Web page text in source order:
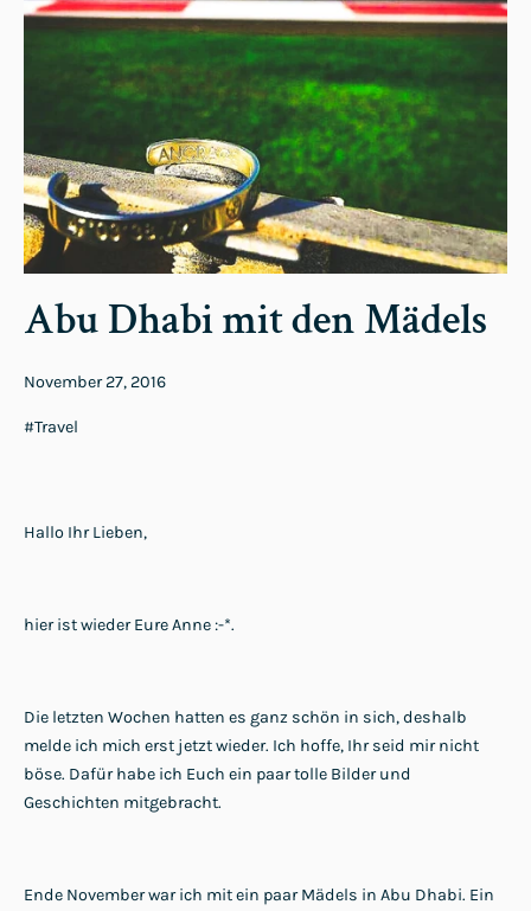
Abu Dhabi mit den Mädels
November 27, 2016
#Travel
Hallo Ihr Lieben,
hier ist wieder Eure Anne :-*.
Die letzten Wochen hatten es ganz schön in sich, deshalb
melde ich mich erst jetzt wieder. Ich hoffe, Ihr seid mir nicht
böse. Dafür habe ich Euch ein paar tolle Bilder und
Geschichten mitgebracht.
Ende November war ich mit ein paar Mädels in Abu Dhabi. Ein